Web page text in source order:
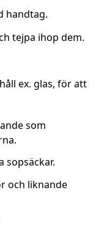
handtag.
tejpa ihop dem.
ex. glas, för att
som
sopsäckar.
och liknande